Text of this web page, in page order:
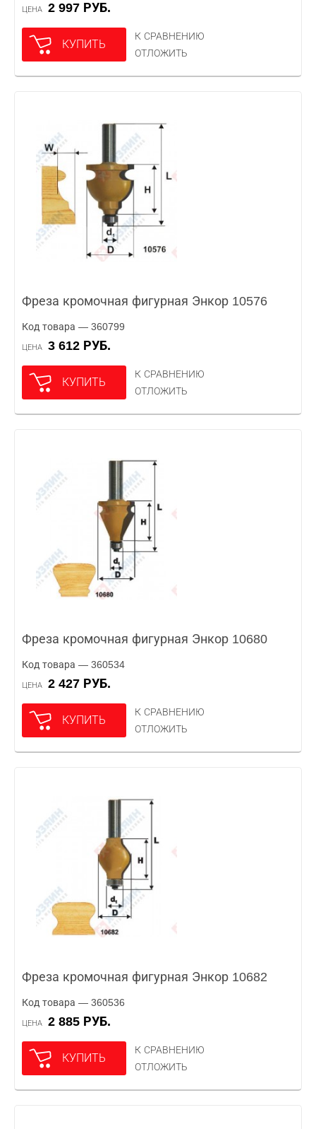
ЦЕНА 2 997 РУБ.
КУПИТЬ
К СРАВНЕНИЮ
ОТЛОЖИТЬ
Фреза кромочная фигурная Энкор 10576
Код товара — 360799
ЦЕНА 3 612 РУБ.
КУПИТЬ
К СРАВНЕНИЮ
ОТЛОЖИТЬ
Фреза кромочная фигурная Энкор 10680
Код товара — 360534
ЦЕНА 2 427 РУБ.
КУПИТЬ
К СРАВНЕНИЮ
ОТЛОЖИТЬ
Фреза кромочная фигурная Энкор 10682
Код товара — 360536
ЦЕНА 2 885 РУБ.
КУПИТЬ
К СРАВНЕНИЮ
ОТЛОЖИТЬ